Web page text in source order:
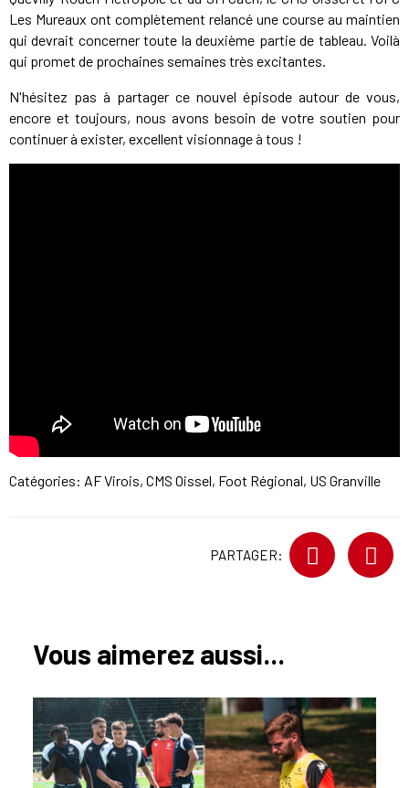
Les Mureaux ont complètement relancé une course au maintien
qui devrait concerner toute la deuxième partie de tableau. Voilà
qui promet de prochaines semaines très excitantes.
N'hésitez pas à partager ce nouvel épisode autour de vous,
encore et toujours, nous avons besoin de votre soutien pour
continuer à exister, excellent visionnage à tous !
Catégories: AF Virois, CMS Oissel, Foot Régional, US Granville
PARTAGER:
Vous aimerez aussi...